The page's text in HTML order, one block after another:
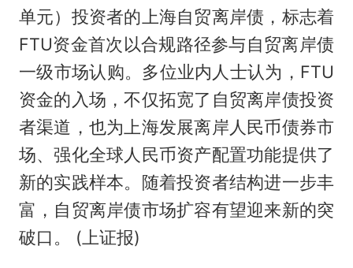
单元）投资者的上海自贸离岸债，标志着
FTU资金首次以合规路径参与自贸离岸债
一级市场认购。多位业内人士认为，FTU
资金的入场，不仅拓宽了自贸离岸债投资
者渠道，也为上海发展离岸人民币债券市
场、强化全球人民币资产配置功能提供了
新的实践样本。随着投资者结构进一步丰
富，自贸离岸债市场扩容有望迎来新的突
破口。 (上证报)